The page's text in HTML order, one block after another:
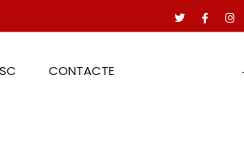
CONTACTE